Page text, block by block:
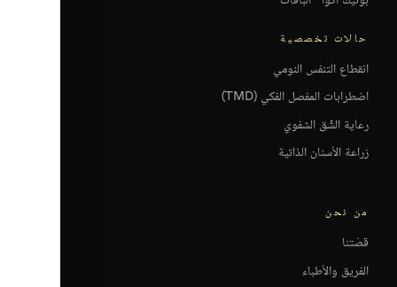
حالات تخصصية
انقطاع التنفس النومي
اضطرابات المفصل الفكي (TMD)
رعاية الشِّق الشفوي
زراعة الأسنان الذاتية
من نحن
قصّتنا
الفريق والأطباء